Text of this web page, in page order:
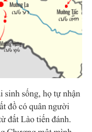
sống, họ tự nhận
đồ có quân người
đất Lào tiến đánh.